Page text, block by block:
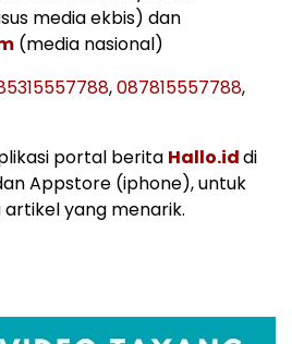
media ekbis) dan
(media nasional)
,087815557788,
portal berita Hallo.iddi
Appstore (iphone), untuk
yang menarik.